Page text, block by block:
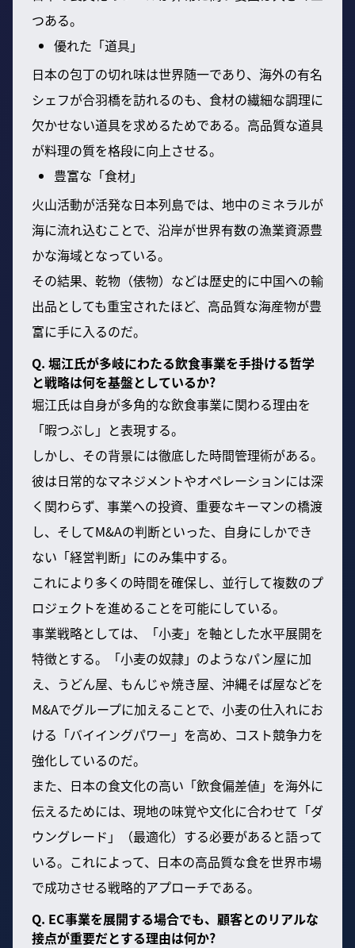
つある。
優れた「道具」
日本の包丁の切れ味は世界随一であり、海外の有名
シェフが合羽橋を訪れるのも、食材の繊細な調理に
欠かせない道具を求めるためである。高品質な道具
が料理の質を格段に向上させる。
豊富な「食材」
火山活動が活発な日本列島では、地中のミネラルが
海に流れ込むことで、沿岸が世界有数の漁業資源豊
かな海域となっている。
その結果、乾物（俵物）などは歴史的に中国への輸
出品としても重宝されたほど、高品質な海産物が豊
富に手に入るのだ。
Q. 堀江氏が多岐にわたる飲食事業を手掛ける哲学
と戦略は何を基盤としているか?
堀江氏は自身が多角的な飲食事業に関わる理由を
「暇つぶし」と表現する。
しかし、その背景には徹底した時間管理術がある。
彼は日常的なマネジメントやオペレーションには深
く関わらず、事業への投資、重要なキーマンの橋渡
し、そしてM&Aの判断といった、自身にしかでき
ない「経営判断」にのみ集中する。
これにより多くの時間を確保し、並行して複数のプ
ロジェクトを進めることを可能にしている。
事業戦略としては、「小麦」を軸とした水平展開を
特徴とする。「小麦の奴隷」のようなパン屋に加
え、うどん屋、もんじゃ焼き屋、沖縄そば屋などを
M&Aでグループに加えることで、小麦の仕入れにお
ける「バイイングパワー」を高め、コスト競争力を
強化しているのだ。
また、日本の食文化の高い「飲食偏差値」を海外に
伝えるためには、現地の味覚や文化に合わせて「ダ
ウングレード」（最適化）する必要があると語って
いる。これによって、日本の高品質な食を世界市場
で成功させる戦略的アプローチである。
Q. EC事業を展開する場合でも、顧客とのリアルな
接点が重要だとする理由は何か?